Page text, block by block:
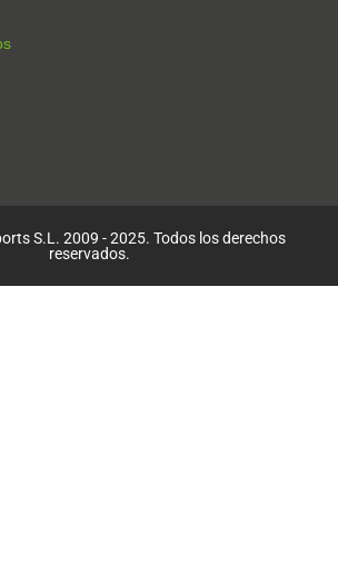
S.L. 2009 - 2025. Todos los derechos
reservados.